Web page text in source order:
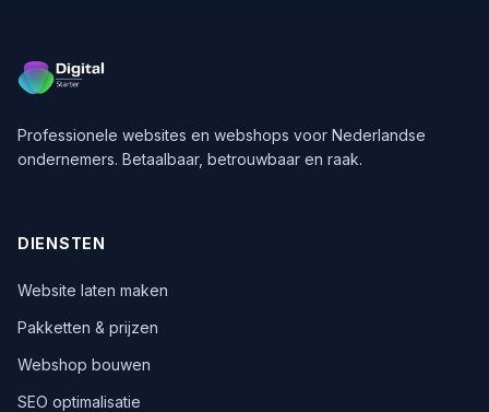
Professionele websites en webshops voor Nederlandse
ondernemers. Betaalbaar, betrouwbaar en raak.
DIENSTEN
Website laten maken
Pakketten & prijzen
Webshop bouwen
SEO optimalisatie